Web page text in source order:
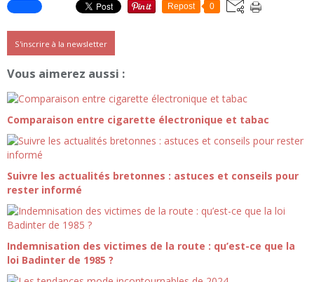
Repost 0
S'inscrire à la newsletter
Vous aimerez aussi :
Comparaison entre cigarette électronique et tabac
Suivre les actualités bretonnes : astuces et conseils pour
rester informé
Indemnisation des victimes de la route : qu’est-ce que la
loi Badinter de 1985 ?